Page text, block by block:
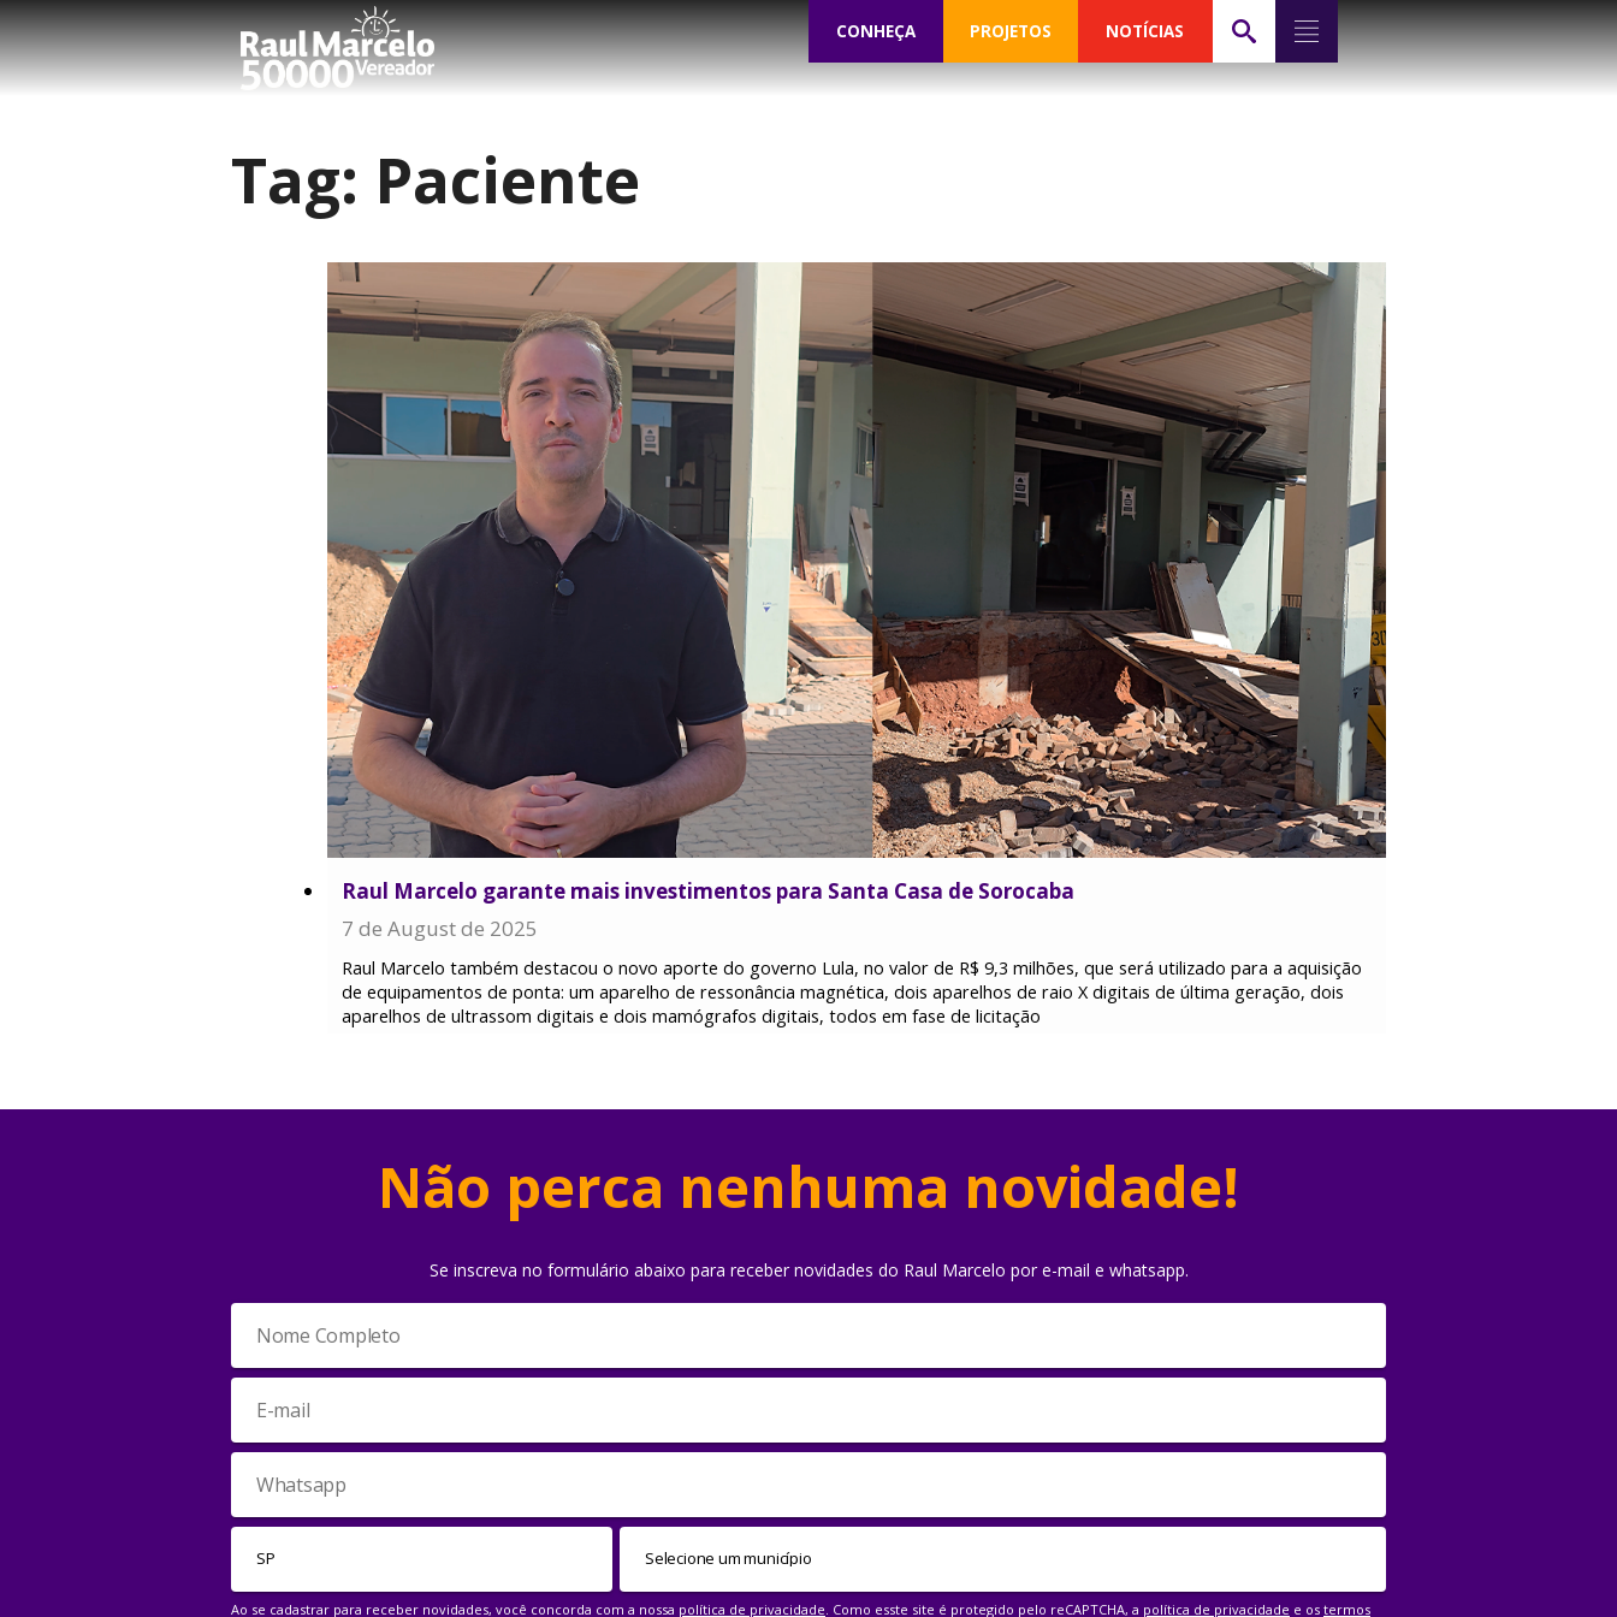
CONHEÇA PROJETOS NOTÍCIAS
Tag: Paciente
Raul Marcelo garante mais investimentos para Santa Casa de Sorocaba
7 de August de 2025
Raul Marcelo também destacou o novo aporte do governo Lula, no valor de R$ 9,3 milhões, que será utilizado para a aquisição
de equipamentos de ponta: um aparelho de ressonância magnética, dois aparelhos de raio X digitais de última geração, dois
aparelhos de ultrassom digitais e dois mamógrafos digitais, todos em fase de licitação
Não perca nenhuma novidade!
Se inscreva no formulário abaixo para receber novidades do Raul Marcelo por e-mail e whatsapp.
Ao se cadastrar para receber novidades, você concorda com a nossa política de privacidade. Como esste site é protegido pelo reCAPTCHA, a política de privacidade e os termos